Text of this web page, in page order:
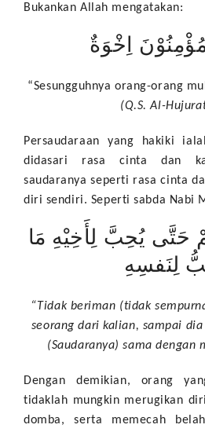
Bukankan Allah mengatakan:
اِخْوَةٌ
“Sesungguhnya orang-orang
(Q.S. Al-
Persaudaraan yang hakiki
didasari rasa cinta dan
saudaranya seperti rasa cinta
diri sendiri. Seperti sabda Nabi
حَتَّى يُحِبَّ لِأَخِيْهِ مَا
لِنَفسِهِ
“Tidak beriman (tidak
seorang dari kalian, sampai
(Saudaranya) sama dengan
Dengan demikian, orang
tidaklah mungkin merugikan
domba, serta memecah